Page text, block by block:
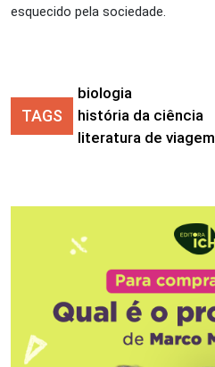
esquecido pela sociedade.
TAGS
biologia
história da ciência
literatura de viagem